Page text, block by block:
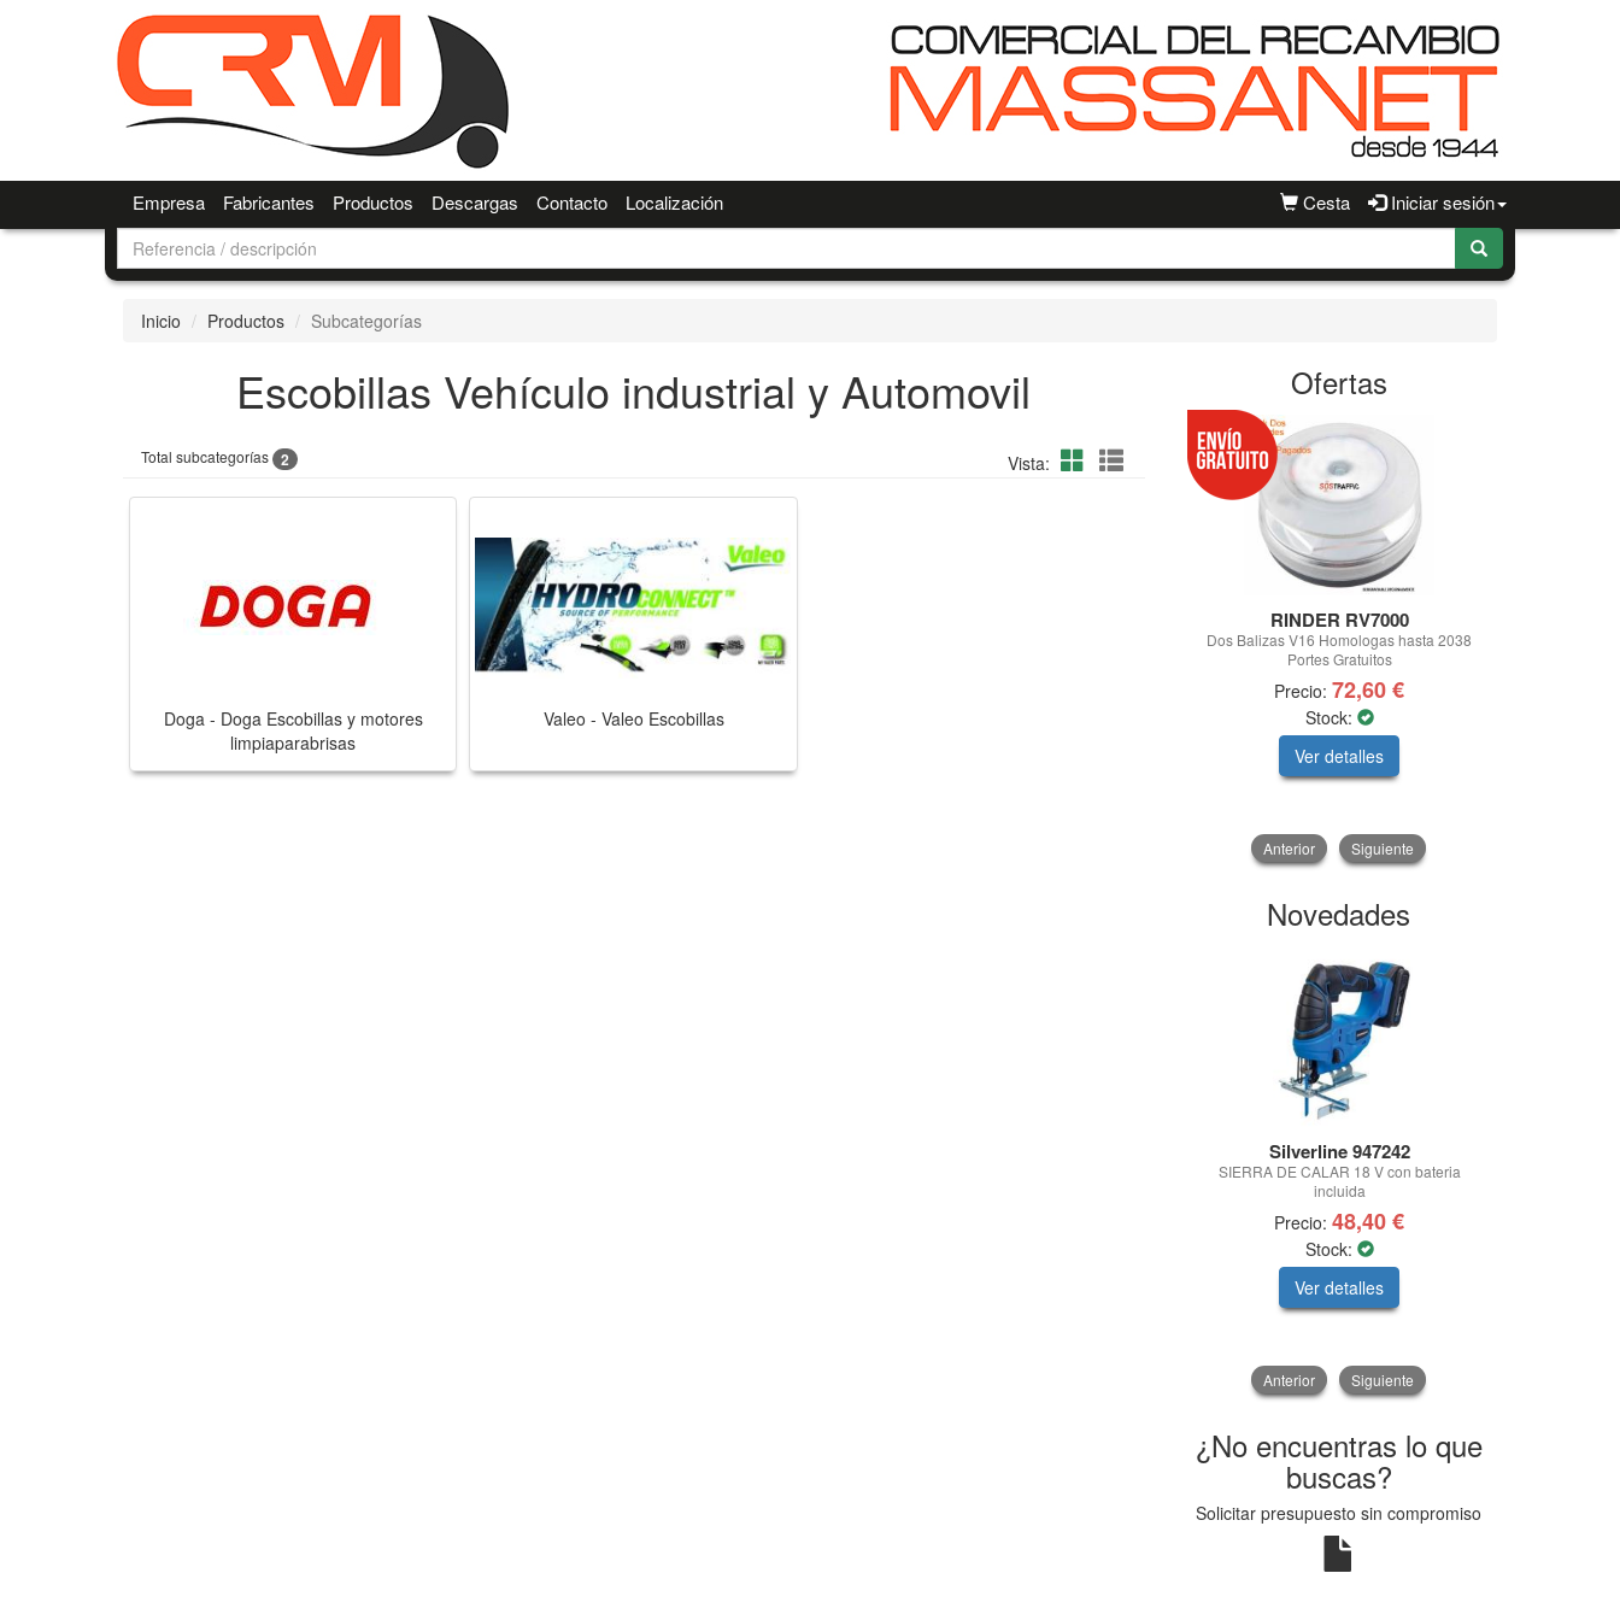
Cesta Iniciar sesión
Empresa Fabricantes Productos Descargas Contacto Localización
Inicio Productos Subcategorías
Escobillas Vehículo industrial y Automovil
Total subcategorías 2 Vista:
Doga - Doga Escobillas y motores
limpiaparabrisas
Valeo - Valeo Escobillas
Ofertas
RINDER RV7000
Dos Balizas V16 Homologas hasta 2038
Portes Gratuitos
Precio: 72,60 €
Stock:
Ver detalles
Anterior Siguiente
Novedades
Silverline 947242
SIERRA DE CALAR 18 V con bateria
incluida
Precio: 48,40 €
Stock:
Ver detalles
Anterior Siguiente
¿No encuentras lo que
buscas?
Solicitar presupuesto sin compromiso